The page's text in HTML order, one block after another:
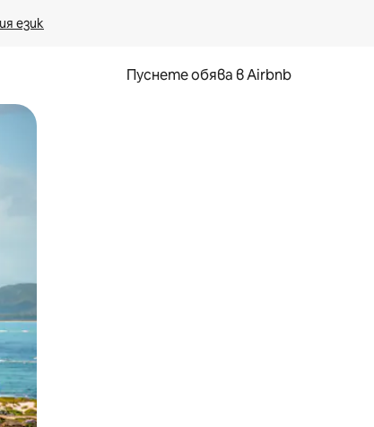
език
Пуснете обява в Airbnb
или плъзгане.